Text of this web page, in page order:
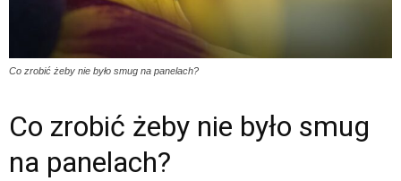
Co zrobić żeby nie było smug na panelach?
Co zrobić żeby nie było smug
na panelach?